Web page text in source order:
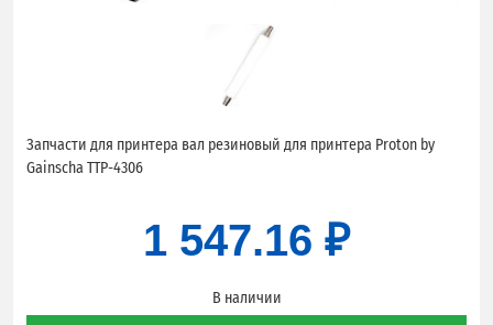
Запчасти для принтера вал резиновый для принтера Proton by
Gainscha TTP-4306
1 547.16 ₽
В наличии